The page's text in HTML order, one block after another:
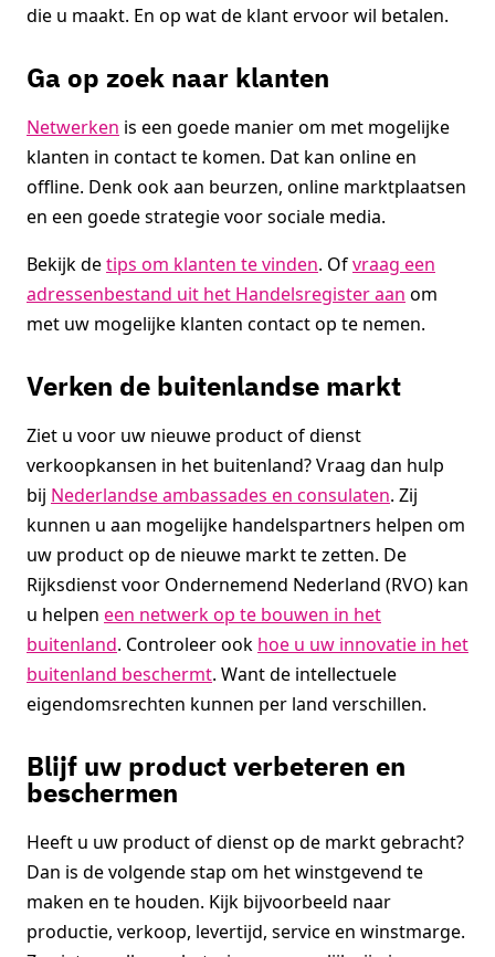
die u maakt. En op wat de klant ervoor wil betalen.
Ga op zoek naar klanten
Netwerken is een goede manier om met mogelijke
klanten in contact te komen. Dat kan online en
offline. Denk ook aan beurzen, online marktplaatsen
en een goede strategie voor sociale media.
Bekijk detips om klanten te vinden. Ofvraag een
adressenbestand uit het Handelsregister aan om
met uw mogelijke klanten contact op te nemen.
Verken de buitenlandse markt
Ziet u voor uw nieuwe product of dienst
verkoopkansen in het buitenland? Vraag dan hulp
bij Nederlandse ambassades en consulaten. Zij
kunnen u aan mogelijke handelspartners helpen om
uw product op de nieuwe markt te zetten. De
Rijksdienst voor Ondernemend Nederland (RVO) kan
u helpen een netwerk op te bouwen in het
buitenland. Controleer ook hoe u uw innovatie in het
buitenland beschermt. Want de intellectuele
eigendomsrechten kunnen per land verschillen.
Blijf uw product verbeteren en
beschermen
Heeft u uw product of dienst op de markt gebracht?
Dan is de volgende stap om het winstgevend te
maken en te houden. Kijk bijvoorbeeld naar
productie, verkoop, levertijd, service en winstmarge.